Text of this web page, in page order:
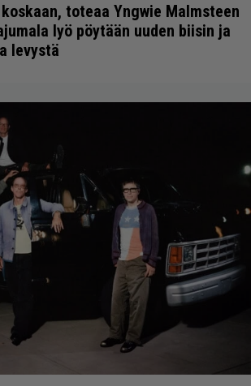
toteaa Yngwie Malmsteen
lyö pöytään uuden biisin ja
levystä